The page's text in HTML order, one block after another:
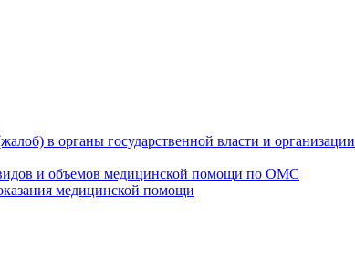
в органы государственной власти и организации
и объемов медицинской помощи по ОМС
медицинской помощи